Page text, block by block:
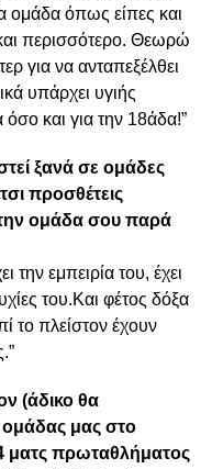
ομάδα όπως είπες και
περισσότερο. Θεωρώ
για να ανταπεξέλθει
υπάρχει υγιής
και για την 18άδα!”
ξανά σε ομάδες
προσθέτεις
ομάδα σου παρά
την εμπειρία του, έχει
του.Και φέτος δόξα
το πλείστον έχουν
(άδικο θα
μας στο
ματς πρωταθλήματος